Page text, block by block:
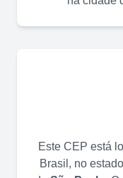
Este CEP está
Brasil, no